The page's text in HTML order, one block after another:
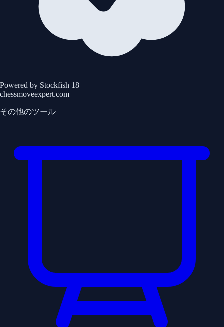
Powered by Stockfish 18
chessmoveexpert.com
その他のツール